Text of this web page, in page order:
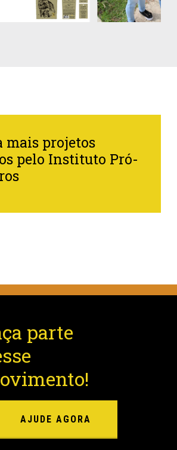
mais projetos
pelo Instituto Pró-
parte
AJUDE AGORA